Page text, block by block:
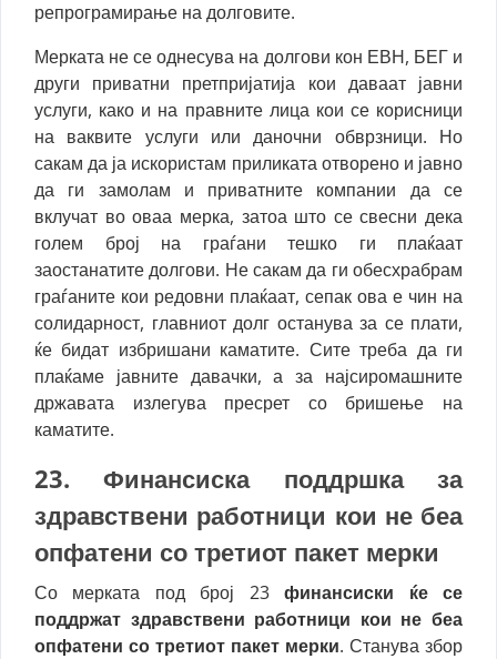
репрограмирање на долговите.
Мерката не се однесува на долгови кон ЕВН, БЕГ и
други приватни претпријатија кои даваат јавни
услуги, како и на правните лица кои се корисници
на ваквите услуги или даночни обврзници. Но
сакам да ја искористам приликата отворено и јавно
да ги замолам и приватните компании да се
вклучат во оваа мерка, затоа што се свесни дека
голем број на граѓани тешко ги плаќаат
заостанатите долгови. Не сакам да ги обесхрабрам
граѓаните кои редовни плаќаат, сепак ова е чин на
солидарност, главниот долг останува за се плати,
ќе бидат избришани каматите. Сите треба да ги
плаќаме јавните давачки, а за најсиромашните
државата излегува пресрет со бришење на
каматите.
23. Финансиска поддршка за
здравствени работници кои не беа
опфатени со третиот пакет мерки
Со мерката под број 23финансиски ќе се
поддржат здравствени работници кои не беа
опфатени со третиот пакет мерки. Станува збор